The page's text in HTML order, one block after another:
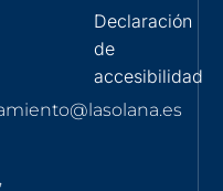
Declaración
de
accesibilidad